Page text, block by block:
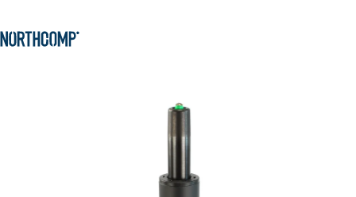
Zur Navigation springen
Unternehmen